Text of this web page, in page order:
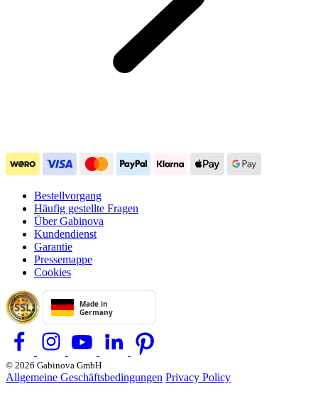
Bestellvorgang
Häufig gestellte Fragen
Über Gabinova
Kundendienst
Garantie
Pressemappe
Cookies
© 2026 Gabinova GmbH
Allgemeine Geschäftsbedingungen Privacy Policy